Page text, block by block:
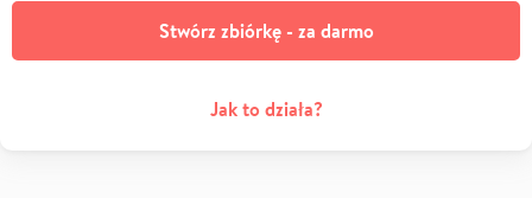
Stwórz zbiórkę - za darmo
Jak to działa?